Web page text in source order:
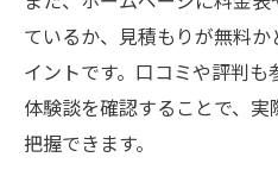
ているか、見積もりが無料
イントです。口コミや評判
体験談を確認することで、
把握できます。